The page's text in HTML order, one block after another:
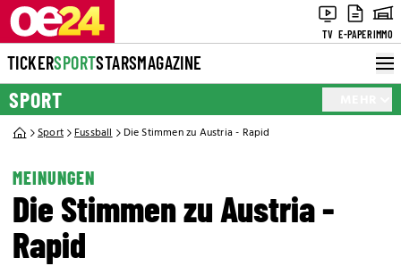
TV E-PAPERIMMO
TICKERSPORTSTARSMAGAZINE
SPORT
Sport Fussball Die Stimmen zu Austria - Rapid
MEINUNGEN
Die Stimmen zu Austria -
Rapid